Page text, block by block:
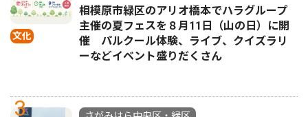
文化
相模原市緑区のアリオ橋本でハラグループ
主催の夏フェスを８月11日（山の日）に開
催 パルクール体験、ライブ、クイズラリ
ーなどイベント盛りだくさん
3